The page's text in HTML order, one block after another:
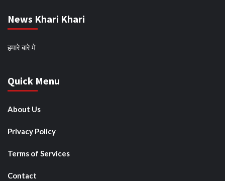
News Khari Khari
हमारे बारे मे
Quick Menu
About Us
Privacy Policy
Terms of Services
Contact